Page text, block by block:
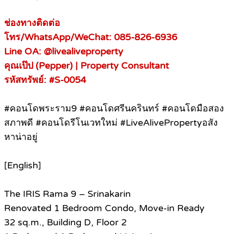
ช่องทางติดต่อ
โทร/WhatsApp/WeChat: 085-826-6936
Line OA: @livealiveproperty
คุณเป๊ป (Pepper) | Property Consultant
รหัสทรัพย์: #S-0054
#คอนโดพระราม9 #คอนโดศรีนครินทร์ #คอนโดมือสอง
สภาพดี #คอนโดรีโนเวทใหม่ #LiveAlivePropertyอสัง
หาน่าอยู่
[English]
The IRIS Rama 9 – Srinakarin
Renovated 1 Bedroom Condo, Move-in Ready
32 sq.m., Building D, Floor 2